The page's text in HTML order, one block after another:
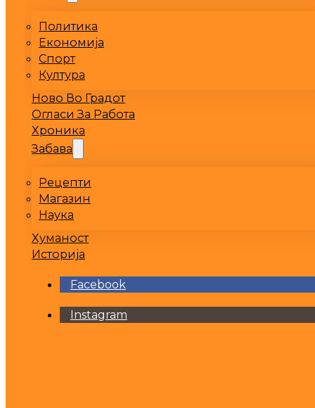
Политика
Економија
Спорт
Култура
Ново Во Градот
Огласи За Работа
Хроника
Забава
Рецепти
Магазин
Наука
Хуманост
Историја
Facebook
Instagram